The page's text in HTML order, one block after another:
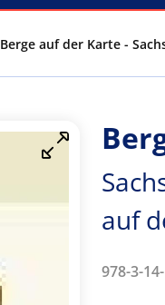
Berge auf der Karte -
auf
978-3-